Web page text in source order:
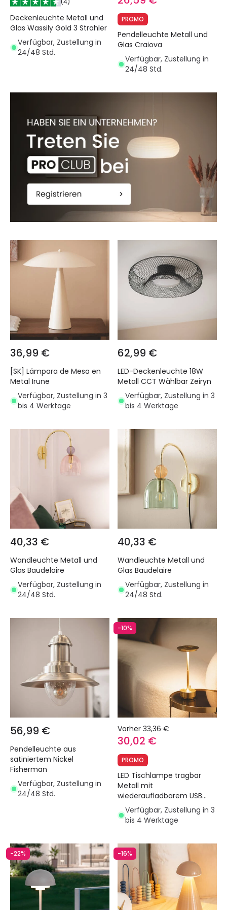
Deckenleuchte Metall und
Glas Wassily Gold 3 Strahler
Verfügbar, Zustellung in
24/48 Std.
PROMO
Pendelleuchte Metall und
Glas Craiova
Verfügbar, Zustellung in
24/48 Std.
36,99 €
[SK] Lámpara de Mesa en
Metal Irune
Verfügbar, Zustellung in 3
bis 4 Werktage
62,99 €
LED-Deckenleuchte 18W
Metall CCT Wählbar Zeiryn
Verfügbar, Zustellung in 3
bis 4 Werktage
40,33 €
Wandleuchte Metall und
Glas Baudelaire
Verfügbar, Zustellung in
24/48 Std.
40,33 €
Wandleuchte Metall und
Glas Baudelaire
Verfügbar, Zustellung in
24/48 Std.
56,99 €
Pendelleuchte aus
satiniertem Nickel
Fisherman
Verfügbar, Zustellung in
24/48 Std.
-10%
Vorher 33,36 €
30,02 €
PROMO
LED Tischlampe tragbar
Metall mit
wiederaufladbarem USB
Akku Astrid
Verfügbar, Zustellung in 3
bis 4 Werktage
-22% -16%
Accept